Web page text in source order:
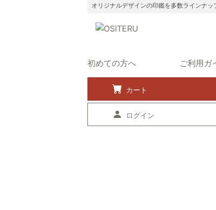
オリジナルデザインの印鑑を多数ラインナッ
初めての方へ ご利用ガ
カート
ログイン